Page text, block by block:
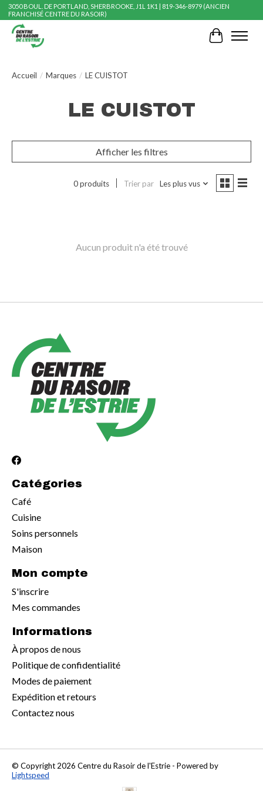
3050 BOUL. DE PORTLAND, SHERBROOKE, J1L 1K1 | 819-346-8979 (ANCIEN
FRANCHISÉ CENTRE DU RASOIR)
Panier
Accueil / Marques / LE CUISTOT
LE CUISTOT
Afficher les filtres
0 produits Trier par Les plus vus
Aucun produit n'a été trouvé
Catégories
Café
Cuisine
Soins personnels
Maison
Mon compte
S'inscrire
Mes commandes
Informations
À propos de nous
Politique de confidentialité
Modes de paiement
Expédition et retours
Contactez nous
© Copyright 2026 Centre du Rasoir de l'Estrie - Powered by
Lightspeed